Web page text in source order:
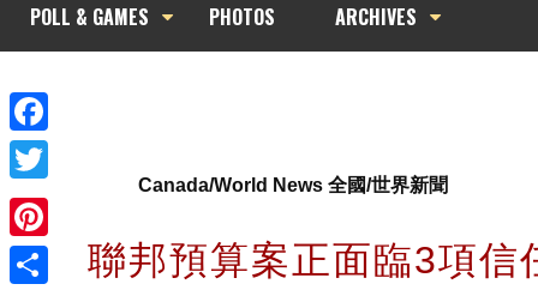
POLL & GAMES
PHOTOS ARCHIVES
Facebook
Twitter
Pinterest
Canada/World News 全國/世界新聞
聯邦預算案正面臨3項信